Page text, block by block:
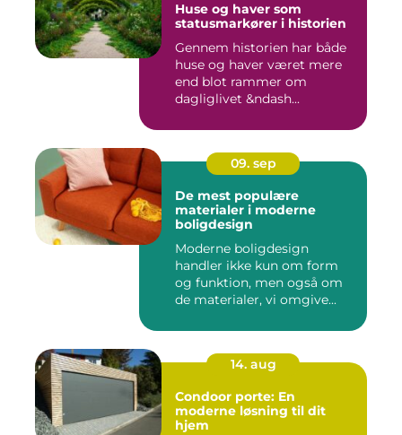
Huse og haver som
statusmarkører i historien
Gennem historien har både
huse og haver været mere
end blot rammer om
dagliglivet &ndash...
09. sep
De mest populære
materialer i moderne
boligdesign
Moderne boligdesign
handler ikke kun om form
og funktion, men også om
de materialer, vi omgive...
14. aug
Condoor porte: En
moderne løsning til dit
hjem